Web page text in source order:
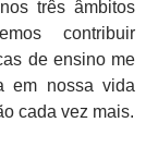
três âmbitos
contribuir
de ensino me
em nossa vida
cada vez mais.